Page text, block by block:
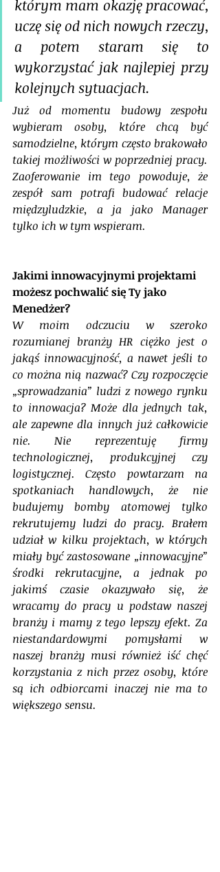
którym mam okazję pracować,
uczę się od nich nowych rzeczy,
a potem staram się to
wykorzystać jak najlepiej przy
kolejnych sytuacjach.
Już od momentu budowy zespołu
wybieram osoby, które chcą być
samodzielne, którym często brakowało
takiej możliwości w poprzedniej pracy.
Zaoferowanie im tego powoduje, że
zespół sam potrafi budować relacje
międzyludzkie, a ja jako Manager
tylko ich w tym wspieram.
Jakimi innowacyjnymi projektami
możesz pochwalić się Ty jako
Menedżer?
W moim odczuciu w szeroko
rozumianej branży HR ciężko jest o
jakąś innowacyjność, a nawet jeśli to
co można nią nazwać? Czy rozpoczęcie
„sprowadzania” ludzi z nowego rynku
to innowacja? Może dla jednych tak,
ale zapewne dla innych już całkowicie
nie. Nie reprezentuję firmy
technologicznej, produkcyjnej czy
logistycznej. Często powtarzam na
spotkaniach handlowych, że nie
budujemy bomby atomowej tylko
rekrutujemy ludzi do pracy. Brałem
udział w kilku projektach, w których
miały być zastosowane „innowacyjne”
środki rekrutacyjne, a jednak po
jakimś czasie okazywało się, że
wracamy do pracy u podstaw naszej
branży i mamy z tego lepszy efekt. Za
niestandardowymi pomysłami w
naszej branży musi również iść chęć
korzystania z nich przez osoby, które
są ich odbiorcami inaczej nie ma to
większego sensu.